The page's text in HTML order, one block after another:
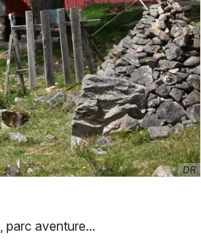
sorties
Rhin
le Haut-Rhin
& loisirs
DR
parc aventure...